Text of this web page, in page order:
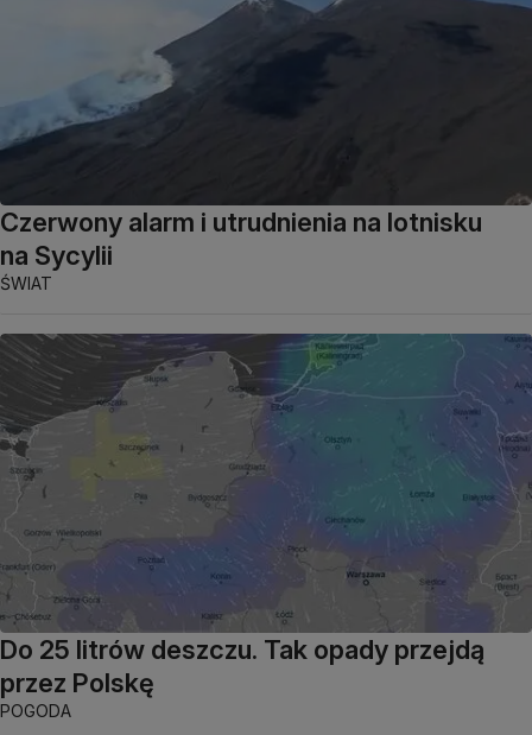
Czerwony alarm i utrudnienia na lotnisku
na Sycylii
ŚWIAT
Do 25 litrów deszczu. Tak opady przejdą
przez Polskę
POGODA